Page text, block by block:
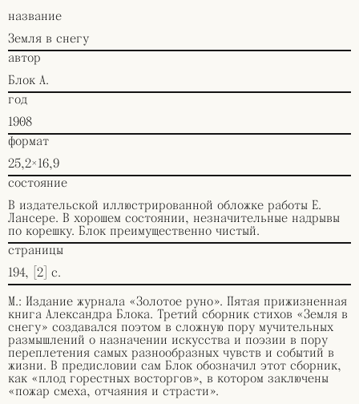
название
Земля в снегу
автор
Блок А.
год
1908
формат
25,2×16,9
состояние
В издательской иллюстрированной обложке работы Е.
Лансере. В хорошем состоянии, незначительные надрывы
по корешку. Блок преимущественно чистый.
страницы
194, [2] с.
М.: Издание журнала «Золотое руно». Пятая прижизненная
книга Александра Блока. Третий сборник стихов «Земля в
снегу» создавался поэтом в сложную пору мучительных
размышлений о назначении искусства и поэзии в пору
переплетения самых разнообразных чувств и событий в
жизни. В предисловии сам Блок обозначил этот сборник,
как «плод горестных восторгов», в котором заключены
«пожар смеха, отчаяния и страсти».